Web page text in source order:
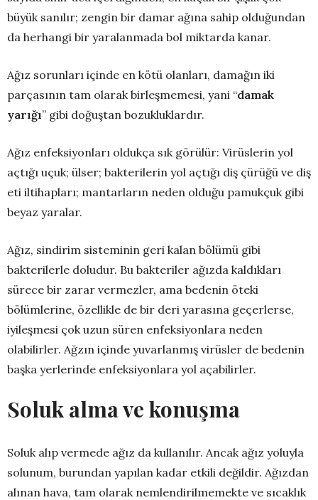
büyük sanılır; zengin bir damar ağına sahip olduğundan
da herhangi bir yaralanmada bol miktarda kanar.
Ağız sorunları içinde en kötü olanları, damağın iki
parçasının tam olarak birleşmemesi, yani “damak
yarığı” gibi doğuştan bozukluklardır.
Ağız enfeksiyonları oldukça sık görülür: Virüslerin yol
açtığı uçuk; ülser; bakterilerin yol açtığı diş çürüğü ve diş
eti iltihapları; mantarların neden olduğu pamukçuk gibi
beyaz yaralar.
Ağız, sindirim sisteminin geri kalan bölümü gibi
bakterilerle doludur. Bu bakteriler ağızda kaldıkları
sürece bir zarar vermezler, ama bedenin öteki
bölümlerine, özellikle de bir deri yarasına geçerlerse,
iyileşmesi çok uzun süren enfeksiyonlara neden
olabilirler. Ağzın içinde yuvarlanmış virüsler de bedenin
başka yerlerinde enfeksiyonlara yol açabilirler.
Soluk alma ve konuşma
Soluk alıp vermede ağız da kullanılır. Ancak ağız yoluyla
solunum, burundan yapılan kadar etkili değildir. Ağızdan
alınan hava, tam olarak nemlendirilmemekte ve sıcaklık